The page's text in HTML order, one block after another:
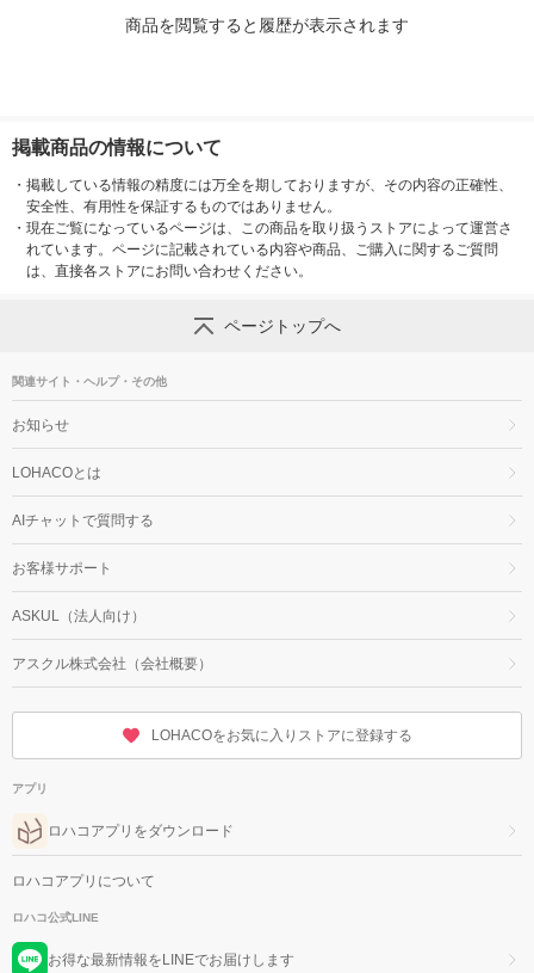
商品を閲覧すると履歴が表示されます
掲載商品の情報について
・ 掲載している情報の精度には万全を期しておりますが、その内容の正確性、
安全性、有用性を保証するものではありません。
・ 現在ご覧になっているページは、この商品を取り扱うストアによって運営さ
れています。ページに記載されている内容や商品、ご購入に関するご質問
は、直接各ストアにお問い合わせください。
ページトップへ
関連サイト・ヘルプ・その他
お知らせ
LOHACOとは
AIチャットで質問する
お客様サポート
ASKUL（法人向け）
アスクル株式会社（会社概要）
LOHACOをお気に入りストアに登録する
アプリ
ロハコアプリをダウンロード
ロハコアプリについて
ロハコ公式LINE
お得な最新情報をLINEでお届けします